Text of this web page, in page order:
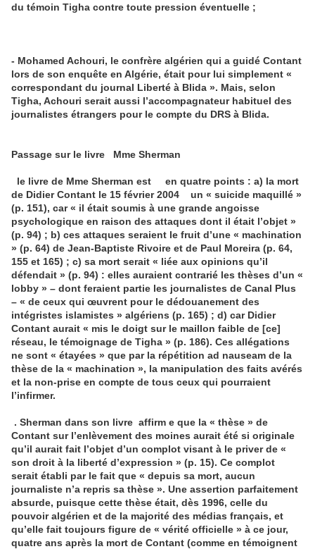
du témoin Tigha contre toute pression éventuelle ;
- Mohamed Achouri, le confrère algérien qui a guidé Contant
lors de son enquête en Algérie, était pour lui simplement «
correspondant du journal Liberté à Blida ». Mais, selon
Tigha, Achouri serait aussi l’accompagnateur habituel des
journalistes étrangers pour le compte du DRS à Blida.
Passage sur le livre Mme Sherman
le livre de Mme Sherman est en quatre points : a) la mort
de Didier Contant le 15 février 2004 un « suicide maquillé »
(p. 151), car « il était soumis à une grande angoisse
psychologique en raison des attaques dont il était l’objet »
(p. 94) ; b) ces attaques seraient le fruit d’une « machination
» (p. 64) de Jean-Baptiste Rivoire et de Paul Moreira (p. 64,
155 et 165) ; c) sa mort serait « liée aux opinions qu’il
défendait » (p. 94) : elles auraient contrarié les thèses d’un «
lobby » – dont feraient partie les journalistes de Canal Plus
– « de ceux qui œuvrent pour le dédouanement des
intégristes islamistes » algériens (p. 165) ; d) car Didier
Contant aurait « mis le doigt sur le maillon faible de [ce]
réseau, le témoignage de Tigha » (p. 186). Ces allégations
ne sont « étayées » que par la répétition ad nauseam de la
thèse de la « machination », la manipulation des faits avérés
et la non-prise en compte de tous ceux qui pourraient
l’infirmer.
. Sherman dans son livre affirm e que la « thèse » de
Contant sur l’enlèvement des moines aurait été si originale
qu’il aurait fait l’objet d’un complot visant à le priver de «
son droit à la liberté d’expression » (p. 15). Ce complot
serait établi par le fait que « depuis sa mort, aucun
journaliste n’a repris sa thèse ». Une assertion parfaitement
absurde, puisque cette thèse était, dès 1996, celle du
pouvoir algérien et de la majorité des médias français, et
qu’elle fait toujours figure de « vérité officielle » à ce jour,
quatre ans après la mort de Contant (comme en témoignent